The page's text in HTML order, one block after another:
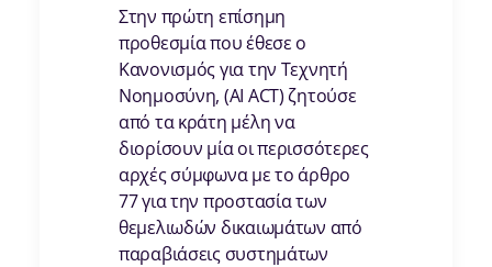
Στην πρώτη επίσημη
προθεσμία που έθεσε ο
Κανονισμός για την Τεχνητή
Νοημοσύνη, (AI ACT) ζητούσε
από τα κράτη μέλη να
διορίσουν μία οι περισσότερες
αρχές σύμφωνα με το άρθρο
77 για την προστασία των
θεμελιωδών δικαιωμάτων από
παραβιάσεις συστημάτων